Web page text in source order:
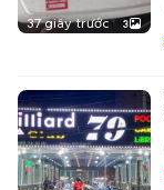
37 giây trước 3